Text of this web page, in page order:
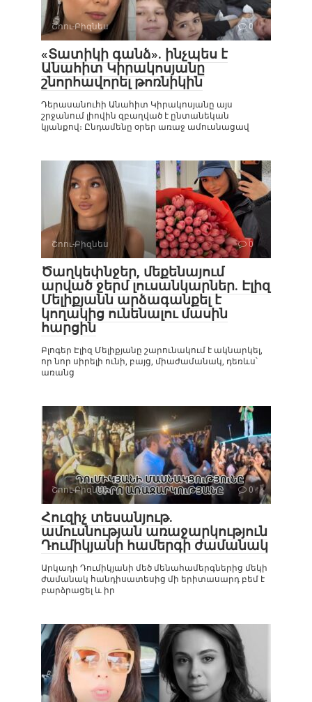
Շոու-Բիզնես 0
«Տատիկի գանձ». ինչպես է
Անահիտ Կիրակոսյանը
շնորհավորել թոռնիկին
Դերասանուհի Անահիտ Կիրակոսյանը այս
շրջանում լիովին զբաղված է ընտանեկան
կյանքով։ Ընդամենը օրեր առաջ ամուսնացավ
Շոու-Բիզնես 0
Ծաղկեփնջեր, մեքենայում
արված ջերմ լուսանկարներ. Էլիզ
Մելիքյանն արձագանքել է
կողակից ունենալու մասին
հարցին
Բլոգեր Էլիզ Մելիքյանը շարունակում է ակնարկել,
որ նոր սիրելի ունի, բայց, միաժամանակ, դեռևս՝
առանց
Շոու-Բիզնես 0
Հուզիչ տեսանյութ.
ամուսնության առաջարկություն
Դումիկյանի համերգի ժամանակ
Արկադի Դումիկյանի մեծ մենահամերգներից մեկի
ժամանակ հանդիսատեսից մի երիտասարդ բեմ է
բարձրացել և իր